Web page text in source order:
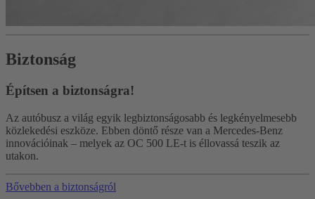
Biztonság
Építsen a biztonságra!
Az autóbusz a világ egyik legbiztonságosabb és legkényelmesebb
közlekedési eszköze. Ebben döntő része van a Mercedes-Benz
innovációinak – melyek az OC 500 LE-t is éllovassá teszik az
utakon.
Bővebben a biztonságról